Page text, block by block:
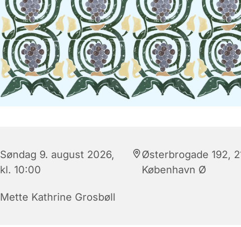
Søndag 9. august 2026,
kl. 10:00
Østerbrogade 192,
København Ø
Mette Kathrine Grosbøll